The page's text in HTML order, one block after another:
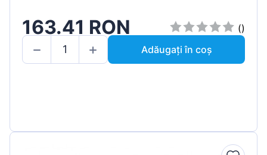
163.41 RON
()
Adăugați în coș